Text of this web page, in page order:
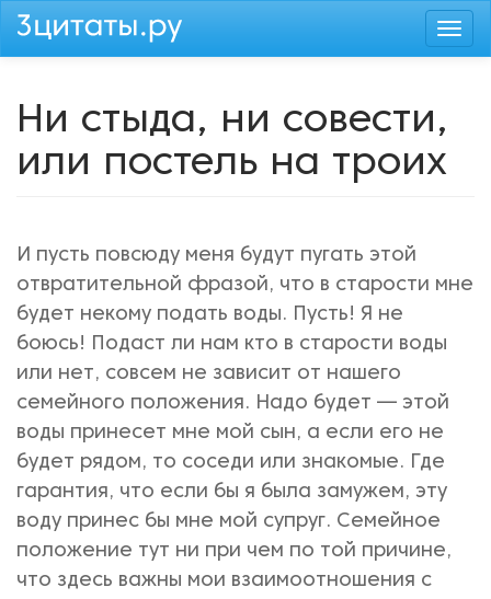
Перейти
Ни стыда, ни совести,
или постель на троих
И пусть повсюду меня будут пугать этой
отвратительной фразой, что в старости мне
будет некому подать воды. Пусть! Я не
боюсь! Подаст ли нам кто в старости воды
или нет, совсем не зависит от нашего
семейного положения. Надо будет — этой
воды принесет мне мой сын, а если его не
будет рядом, то соседи или знакомые. Где
гарантия, что если бы я была замужем, эту
воду принес бы мне мой супруг. Семейное
положение тут ни при чем по той причине,
что здесь важны мои взаимоотношения с